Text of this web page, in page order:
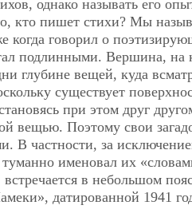
однако называть его
кто пишет стихи? Мы
когда говорил о
подлинными. Вершина, на
глубине вещей, куда
существует
при этом друг
вещью. Поэтому свои
В частности, за
именовал их
в небольшом
датированной 1941